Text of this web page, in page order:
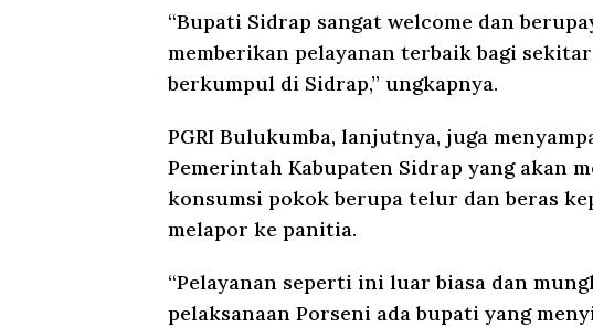
“Bupati Sidrap sangat welcome dan
memberikan pelayanan terbaik bagi
berkumpul di Sidrap,” ungkapnya.
PGRI Bulukumba, lanjutnya, juga
Pemerintah Kabupaten Sidrap yang akan
konsumsi pokok berupa telur dan beras
melapor ke panitia.
“Pelayanan seperti ini luar biasa dan
pelaksanaan Porseni ada bupati yang